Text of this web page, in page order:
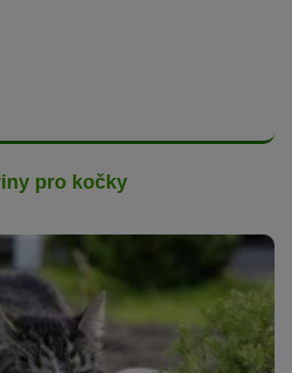
pro kočky